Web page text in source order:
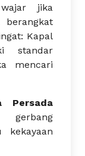
jika
Kapal
standar
mencari
Persada